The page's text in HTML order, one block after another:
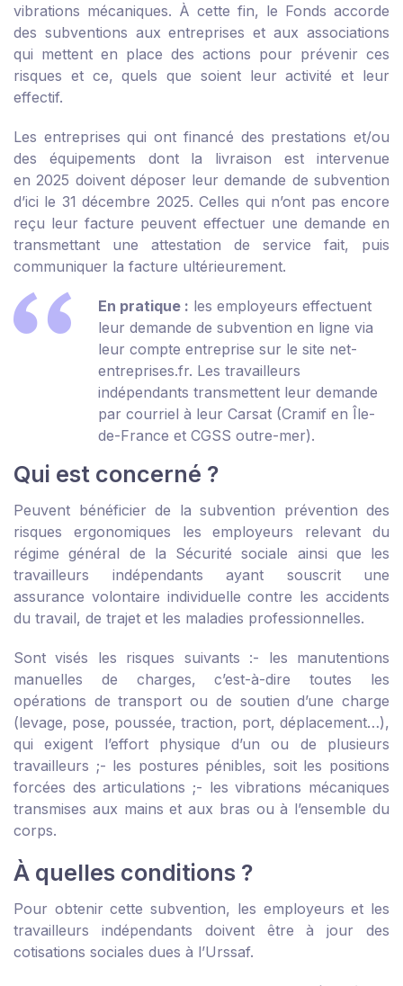
vibrations mécaniques. À cette fin, le Fonds accorde
des subventions aux entreprises et aux associations
qui mettent en place des actions pour prévenir ces
risques et ce, quels que soient leur activité et leur
effectif.
Les entreprises qui ont financé des prestations et/ou
des équipements dont la livraison est intervenue
en 2025 doivent déposer leur demande de subvention
d’ici le 31 décembre 2025. Celles qui n’ont pas encore
reçu leur facture peuvent effectuer une demande en
transmettant une attestation de service fait, puis
communiquer la facture ultérieurement.
En pratique : les employeurs effectuent
leur demande de subvention en ligne via
leur compte entreprise sur le site net-
entreprises.fr. Les travailleurs
indépendants transmettent leur demande
par courriel à leur Carsat (Cramif en Île-
de-France et CGSS outre-mer).
Qui est concerné ?
Peuvent bénéficier de la subvention prévention des
risques ergonomiques les employeurs relevant du
régime général de la Sécurité sociale ainsi que les
travailleurs indépendants ayant souscrit une
assurance volontaire individuelle contre les accidents
du travail, de trajet et les maladies professionnelles.
Sont visés les risques suivants :- les manutentions
manuelles de charges, c’est-à-dire toutes les
opérations de transport ou de soutien d’une charge
(levage, pose, poussée, traction, port, déplacement…),
qui exigent l’effort physique d’un ou de plusieurs
travailleurs ;- les postures pénibles, soit les positions
forcées des articulations ;- les vibrations mécaniques
transmises aux mains et aux bras ou à l’ensemble du
corps.
À quelles conditions ?
Pour obtenir cette subvention, les employeurs et les
travailleurs indépendants doivent être à jour des
cotisations sociales dues à l’Urssaf.